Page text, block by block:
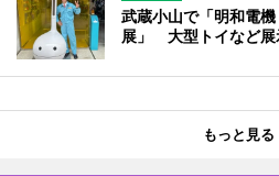
武蔵小山で「明和電
展」 大型トイなど
もっと見る